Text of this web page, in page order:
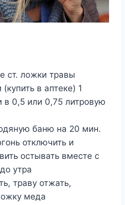
ст. ложки травы
в аптеке) 1
в 0,5 или 0,75 литровую
баню на 20 мин.
отключить и
остывать вместе с
утра
траву отжать,
меда